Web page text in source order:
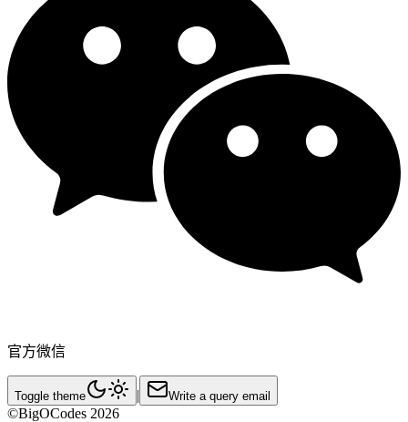
官方微信
Toggle theme | Write a query email
©BigOCodes 2026